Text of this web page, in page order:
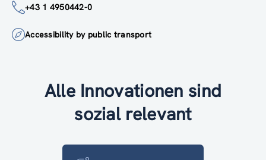
+43 1 4950442-0
Accessibility by public transport
Alle Innovationen sind
sozial relevant